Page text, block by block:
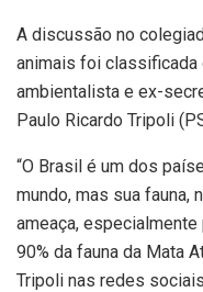
A discussão no
animais foi classificada
ambientalista e ex-
Paulo Ricardo Tripoli
“O Brasil é um dos
mundo, mas sua fauna,
ameaça,
90% da fauna da Mata
Tripoli nas redes